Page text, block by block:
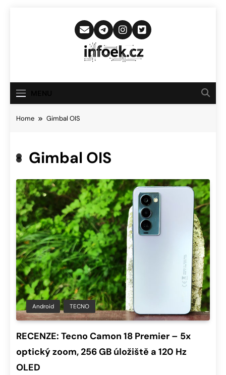
Infoek.cz
Novinkám
Home Gimbal OIS
Gimbal OIS
Android TECNO
RECENZE: Tecno Camon 18 Premier – 5x
optický zoom, 256 GB úložiště a 120 Hz
OLED